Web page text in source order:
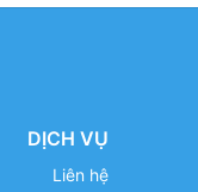
DỊCH VỤ
Liên hệ